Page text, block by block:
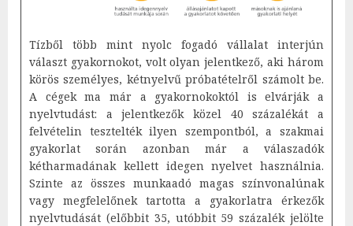
Tízből több mint nyolc fogadó vállalat interjún
választ gyakornokot, volt olyan jelentkező, aki három
körös személyes, kétnyelvű próbatételről számolt be.
A cégek ma már a gyakornokoktól is elvárják a
nyelvtudást: a jelentkezők közel 40 százalékát a
felvételin tesztelték ilyen szempontból, a szakmai
gyakorlat során azonban már a válaszadók
kétharmadának kellett idegen nyelvet használnia.
Szinte az összes munkaadó magas színvonalúnak
vagy megfelelőnek tartotta a gyakorlatra érkezők
nyelvtudását (előbbit 35, utóbbit 59 százalék jelölte